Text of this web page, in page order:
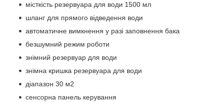
місткість резервуара для води 1500 мл
шланг для прямого відведення води
автоматичне вимкнення у разі заповнення бака
безшумний режим роботи
знімний резервуар для води
знімна кришка резервуара для води
діапазон 30 м2
сенсорна панель керування